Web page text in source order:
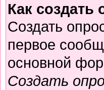
Как создать
Создать
первое
основной
Создать